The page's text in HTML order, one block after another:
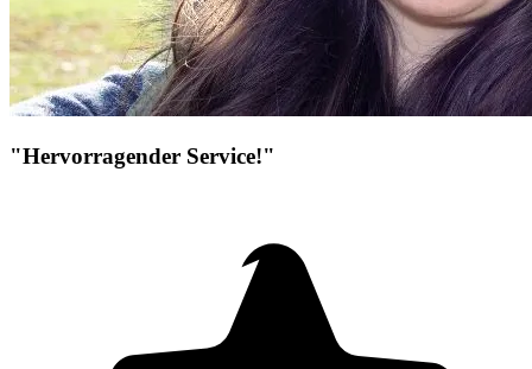
"Hervorragender Service!"